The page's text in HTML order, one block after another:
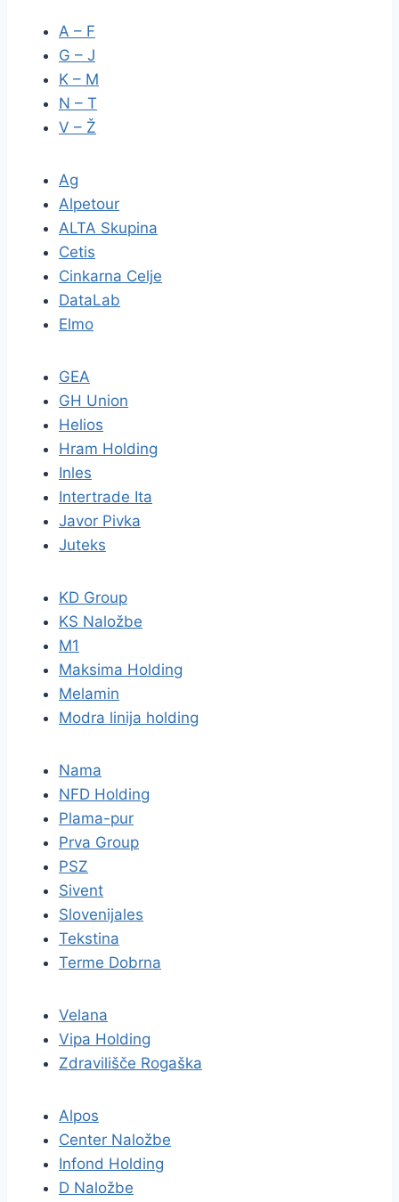
A – F
G – J
K – M
N – T
V – Ž
Ag
Alpetour
ALTA Skupina
Cetis
Cinkarna Celje
DataLab
Elmo
GEA
GH Union
Helios
Hram Holding
Inles
Intertrade Ita
Javor Pivka
Juteks
KD Group
KS Naložbe
M1
Maksima Holding
Melamin
Modra linija holding
Nama
NFD Holding
Plama-pur
Prva Group
PSZ
Sivent
Slovenijales
Tekstina
Terme Dobrna
Velana
Vipa Holding
Zdravilišče Rogaška
Alpos
Center Naložbe
Infond Holding
D Naložbe